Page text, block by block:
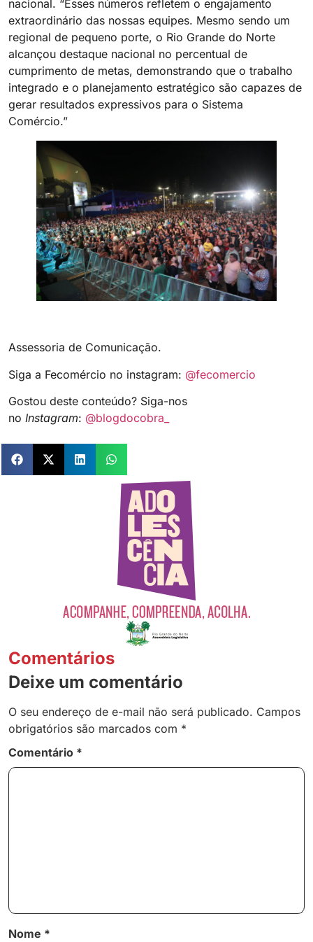
nacional. “Esses números refletem o engajamento
extraordinário das nossas equipes. Mesmo sendo um
regional de pequeno porte, o Rio Grande do Norte
alcançou destaque nacional no percentual de
cumprimento de metas, demonstrando que o trabalho
integrado e o planejamento estratégico são capazes de
gerar resultados expressivos para o Sistema
Comércio.”
Assessoria de Comunicação.
Siga a Fecomércio no instagram: @fecomercio
Gostou deste conteúdo? Siga-nos
no Instagram: @blogdocobra_
Comentários
Deixe um comentário
O seu endereço de e-mail não será publicado. Campos
obrigatórios são marcados com *
Comentário *
Nome *